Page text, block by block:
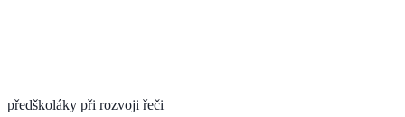
předškoláky při rozvoji řeči